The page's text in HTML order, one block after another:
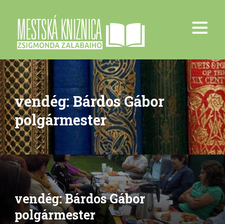
vendég: Bárdos Gábor
polgármester
vendég: Bárdos Gábor
polgármester